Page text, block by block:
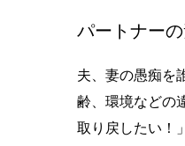
パートナー
夫、妻の愚痴を
齢、環境などの
取り戻したい！